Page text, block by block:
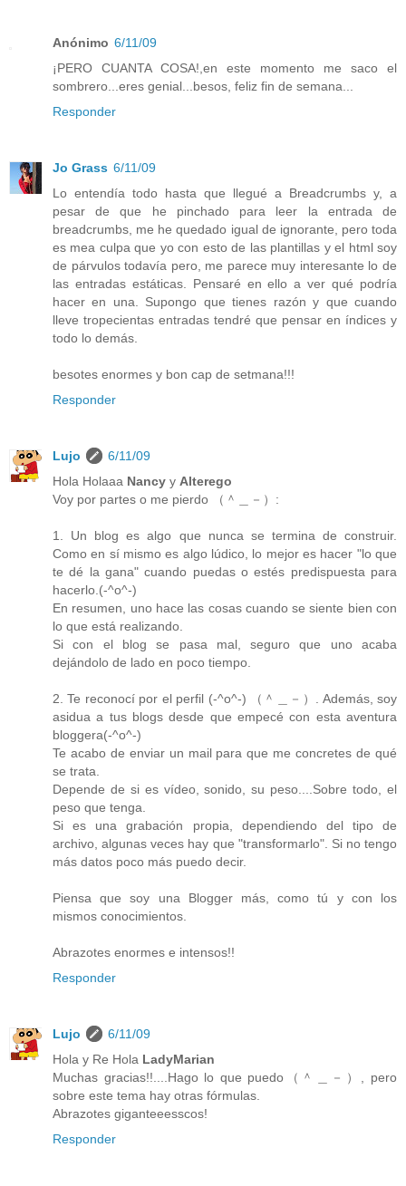
Anónimo 6/11/09
¡PERO CUANTA COSA!,en este momento me saco el
sombrero...eres genial...besos, feliz fin de semana...
Responder
Jo Grass 6/11/09
Lo entendía todo hasta que llegué a Breadcrumbs y, a
pesar de que he pinchado para leer la entrada de
breadcrumbs, me he quedado igual de ignorante, pero toda
es mea culpa que yo con esto de las plantillas y el html soy
de párvulos todavía pero, me parece muy interesante lo de
las entradas estáticas. Pensaré en ello a ver qué podría
hacer en una. Supongo que tienes razón y que cuando
lleve tropecientas entradas tendré que pensar en índices y
todo lo demás.
besotes enormes y bon cap de setmana!!!
Responder
Lujo
6/11/09
Hola Holaaa Nancy y Alterego
Voy por partes o me pierdo （＾＿－）:
1. Un blog es algo que nunca se termina de construir.
Como en sí mismo es algo lúdico, lo mejor es hacer "lo que
te dé la gana" cuando puedas o estés predispuesta para
hacerlo.(-^o^-)
En resumen, uno hace las cosas cuando se siente bien con
lo que está realizando.
Si con el blog se pasa mal, seguro que uno acaba
dejándolo de lado en poco tiempo.
2. Te reconocí por el perfil (-^o^-) （＾＿－）. Además, soy
asidua a tus blogs desde que empecé con esta aventura
bloggera(-^o^-)
Te acabo de enviar un mail para que me concretes de qué
se trata.
Depende de si es vídeo, sonido, su peso....Sobre todo, el
peso que tenga.
Si es una grabación propia, dependiendo del tipo de
archivo, algunas veces hay que "transformarlo". Si no tengo
más datos poco más puedo decir.
Piensa que soy una Blogger más, como tú y con los
mismos conocimientos.
Abrazotes enormes e intensos!!
Responder
Lujo
6/11/09
Hola y Re Hola LadyMarian
Muchas gracias!!....Hago lo que puedo（＾＿－）, pero
sobre este tema hay otras fórmulas.
Abrazotes giganteeesscos!
Responder